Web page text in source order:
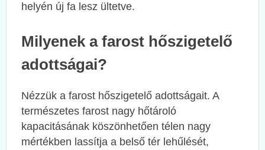
helyén új fa lesz ültetve.
Milyenek a farost hőszigetelő
adottságai?
Nézzük a farost hőszigetelő adottságait. A
természetes farost nagy hőtároló
kapacitásának köszönhetően télen nagy
mértékben lassítja a belső tér lehűlését,